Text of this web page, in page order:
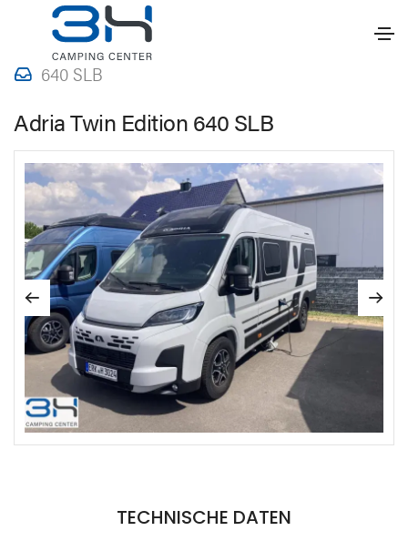
13.10.2025
640 SLB
Adria Twin Edition 640 SLB
TECHNISCHE DATEN